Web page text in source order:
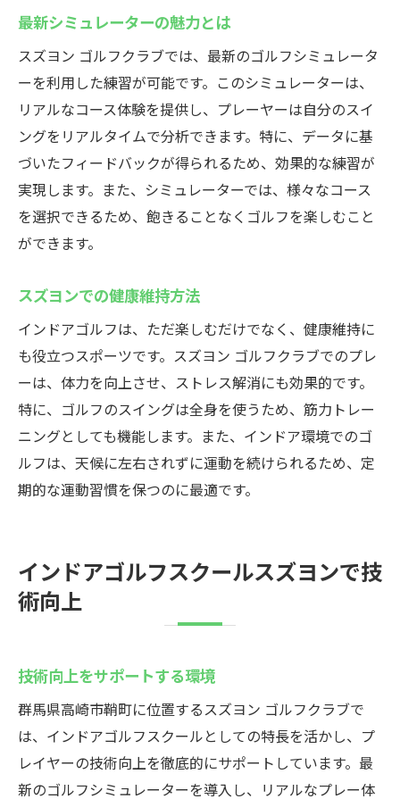
最新シミュレーターの魅力とは
スズヨン ゴルフクラブでは、最新のゴルフシミュレータ
ーを利用した練習が可能です。このシミュレーターは、
リアルなコース体験を提供し、プレーヤーは自分のスイ
ングをリアルタイムで分析できます。特に、データに基
づいたフィードバックが得られるため、効果的な練習が
実現します。また、シミュレーターでは、様々なコース
を選択できるため、飽きることなくゴルフを楽しむこと
ができます。
スズヨンでの健康維持方法
インドアゴルフは、ただ楽しむだけでなく、健康維持に
も役立つスポーツです。スズヨン ゴルフクラブでのプレ
ーは、体力を向上させ、ストレス解消にも効果的です。
特に、ゴルフのスイングは全身を使うため、筋力トレー
ニングとしても機能します。また、インドア環境でのゴ
ルフは、天候に左右されずに運動を続けられるため、定
期的な運動習慣を保つのに最適です。
インドアゴルフスクールスズヨンで技
術向上
技術向上をサポートする環境
群馬県高崎市鞘町に位置するスズヨン ゴルフクラブで
は、インドアゴルフスクールとしての特長を活かし、プ
レイヤーの技術向上を徹底的にサポートしています。最
新のゴルフシミュレーターを導入し、リアルなプレー体